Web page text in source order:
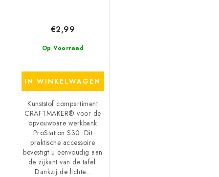
Op Voorraad
€2,99
IN WINKELWAGEN
Kunststof compartiment
CRAFTMAKER® voor de
opvouwbare werkbank
ProStation S30. Dit
praktische accessoire
bevestigt u eenvoudig aan
de zijkant van de tafel.
Dankzij de lichte...